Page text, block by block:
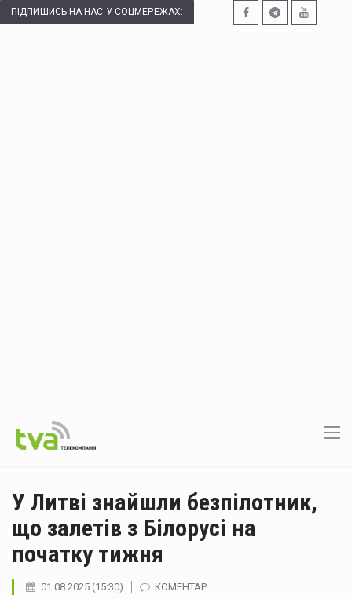
ПІДПИШИСЬ НА НАС У СОЦМЕРЕЖАХ:
У Литві знайшли безпілотник,
що залетів з Білорусі на
початку тижня
01.08.2025 (15:30) КОМЕНТАР